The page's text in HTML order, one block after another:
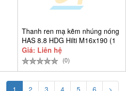
Thanh ren mạ kẽm nhúng nóng
HAS 8.8 HDG Hilti M16x190 (1
Giá: Liên hệ
(0)
1 2 3 4 5 6 >